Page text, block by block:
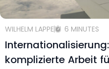
WILHELM LAPPE 6 MINUTES
komplizierte Arbeit